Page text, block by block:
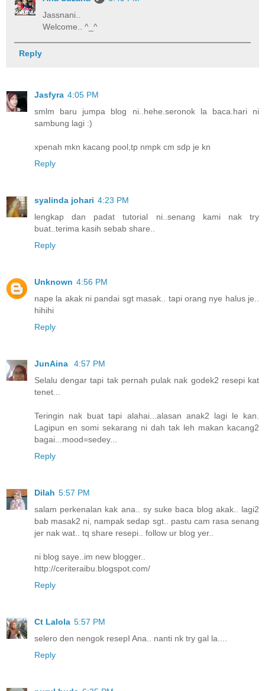
Jassnani..
Welcome.. ^_^
Reply
Jasfyra 4:05 PM
smlm baru jumpa blog ni..hehe.seronok la baca.hari ni
sambung lagi :)
xpenah mkn kacang pool,tp nmpk cm sdp je kn
Reply
syalinda johari 4:23 PM
lengkap dan padat tutorial ni..senang kami nak try
buat..terima kasih sebab share..
Reply
Unknown 4:56 PM
nape la akak ni pandai sgt masak.. tapi orang nye halus je..
hihihi
Reply
JunAina
4:57 PM
Selalu dengar tapi tak pernah pulak nak godek2 resepi kat
tenet...
Teringin nak buat tapi alahai...alasan anak2 lagi le kan.
Lagipun en somi sekarang ni dah tak leh makan kacang2
bagai...mood=sedey...
Reply
Dilah 5:57 PM
salam perkenalan kak ana.. sy suke baca blog akak.. lagi2
bab masak2 ni, nampak sedap sgt.. pastu cam rasa senang
jer nak wat.. tq share resepi.. follow ur blog yer..
ni blog saye..im new blogger..
http://ceriteraibu.blogspot.com/
Reply
Ct Lalola 5:57 PM
selero den nengok resepI Ana.. nanti nk try gal la....
Reply